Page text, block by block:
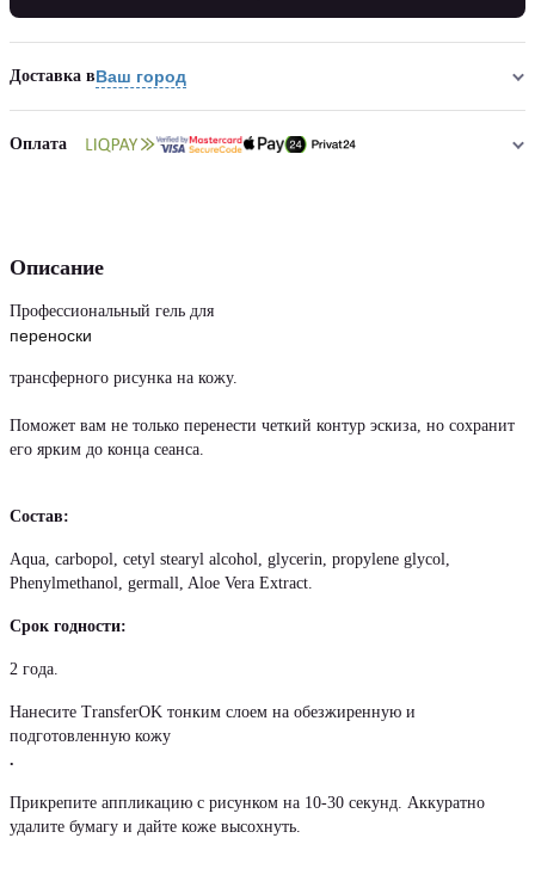
Доставка вВаш город
Оплата
Описание
Профессиональный гель для
переноски
трансферного рисунка на кожу.
Поможет вам не только перенести четкий контур эскиза, но сохранит
его ярким до конца сеанса.
Состав:
Aqua, carbopol, cetyl stearyl alcohol, glycerin, propylene glycol,
Phenylmethanol, germall, Aloe Vera Extract.
Срок годности:
2 года.
Нанесите TransferOK тонким слоем на обезжиренную и
подготовленную кожу
.
Прикрепите аппликацию с рисунком на 10-30 секунд. Аккуратно
удалите бумагу и дайте коже высохнуть.